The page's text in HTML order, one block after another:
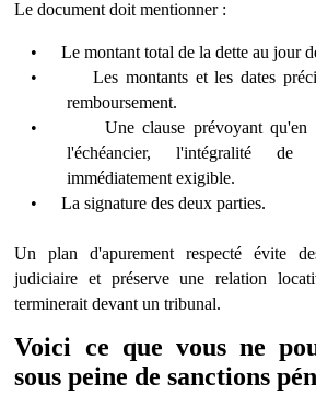
Le document doit mentionner :
•
Le montant total de la dette au jour
•
Les montants et les dates
remboursement.
•
Une clause prévoyant qu'en
l'échéancier, l'intégralité
immédiatement exigible.
•
La signature des deux parties.
Un plan d'apurement respecté évite
judiciaire et préserve une relation
terminerait devant un tribunal.
Voici ce que vous ne
sous peine de sanctions pé